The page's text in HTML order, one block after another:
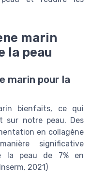
marin
la peau
marin pour la
bienfaits, ce qui
sur notre peau. Des
en collagène
significative
la peau de 7% en
2021)